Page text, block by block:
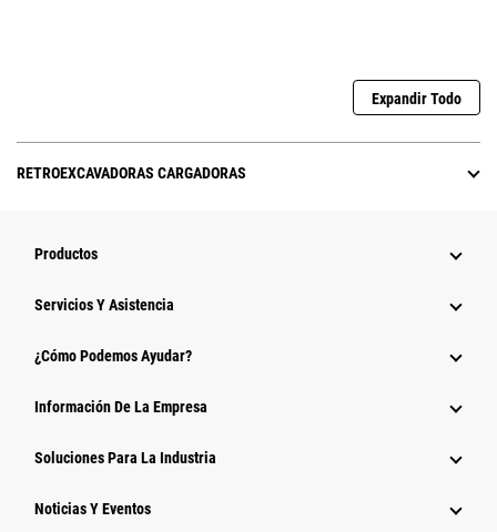
Expandir Todo
RETROEXCAVADORAS CARGADORAS
Productos
Servicios Y Asistencia
¿Cómo Podemos Ayudar?
Información De La Empresa
Soluciones Para La Industria
Noticias Y Eventos